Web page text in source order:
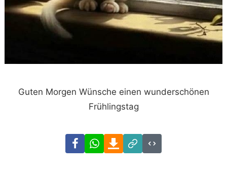
Guten Morgen Wünsche einen wunderschönen
Frühlingstag
FacebookWhatsAppDownload
Link
Code